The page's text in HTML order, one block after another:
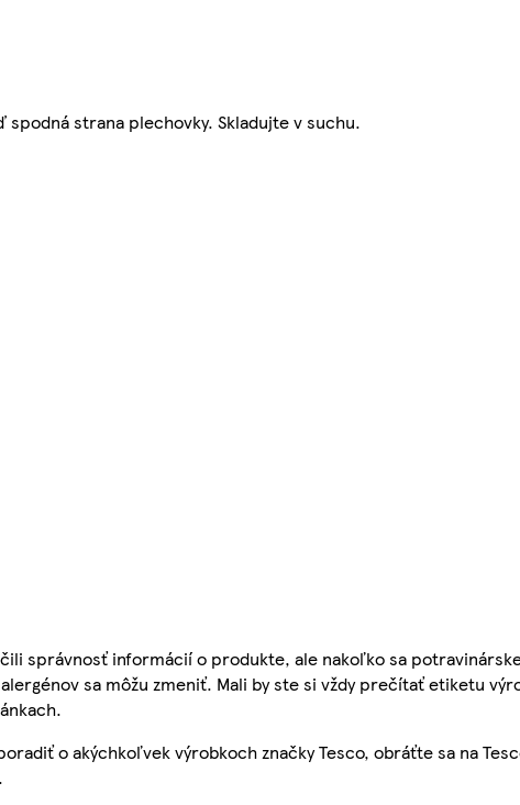
strana plechovky. Skladujte v suchu.
správnosť informácií o produkte, ale nakoľko sa
sa môžu zmeniť. Mali by ste si vždy prečítať etiketu
o akýchkoľvek výrobkoch značky Tesco, obráťte sa na